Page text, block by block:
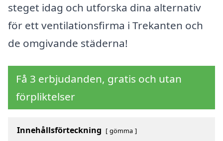
steget idag och utforska dina alternativ
för ett ventilationsfirma i Trekanten och
de omgivande städerna!
Få 3 erbjudanden, gratis och utan
förpliktelser
Innehållsförteckning gömma